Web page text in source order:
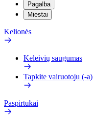
Pagalba
Miestai
Kelionės
Keleivių saugumas
Tapkite vairuotoju (-a)
Paspirtukai